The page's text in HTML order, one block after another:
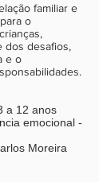
familiar e
o
dos desafios,
e o
a 12 anos
emocional -
Moreira